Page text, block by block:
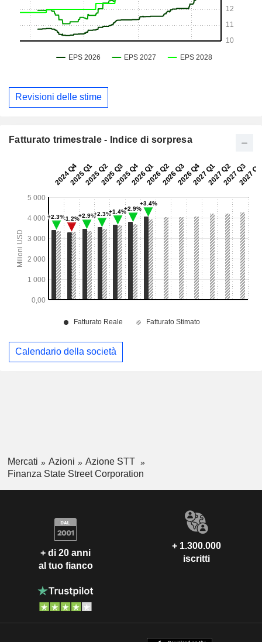
Revisioni delle stime
Fatturato trimestrale - Indice di sorpresa
Calendario della società
Mercati Azioni
Azione STT
Finanza State Street Corporation
+ di 20 anni
al tuo fianco
+ 1.300.000
iscritti